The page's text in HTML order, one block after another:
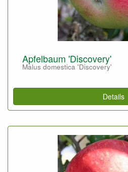
Apfelbaum 'Discovery'
Malus domestica 'Discovery'
Details